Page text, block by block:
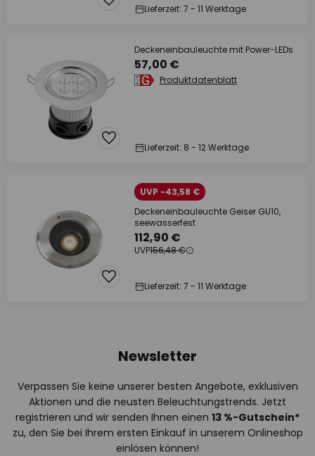
Lieferzeit: 7 - 11 Werktage
Deckeneinbauleuchte mit Power-LEDs
57,00 €
Produktdatenblatt
Lieferzeit: 8 - 12 Werktage
UVP -43,58 €
Deckeneinbauleuchte Geiser GU10,
seewasserfest
112,90 €
UVP156,48 €
Lieferzeit: 7 - 11 Werktage
Newsletter
Verpassen Sie keine unserer besten Angebote, exklusiven
Aktionen und die neusten Beleuchtungstrends. Jetzt
registrieren und wir senden Ihnen einen 13 %-Gutschein*
zu, den Sie bei Ihrem ersten Einkauf in unserem Onlineshop
einlösen können!